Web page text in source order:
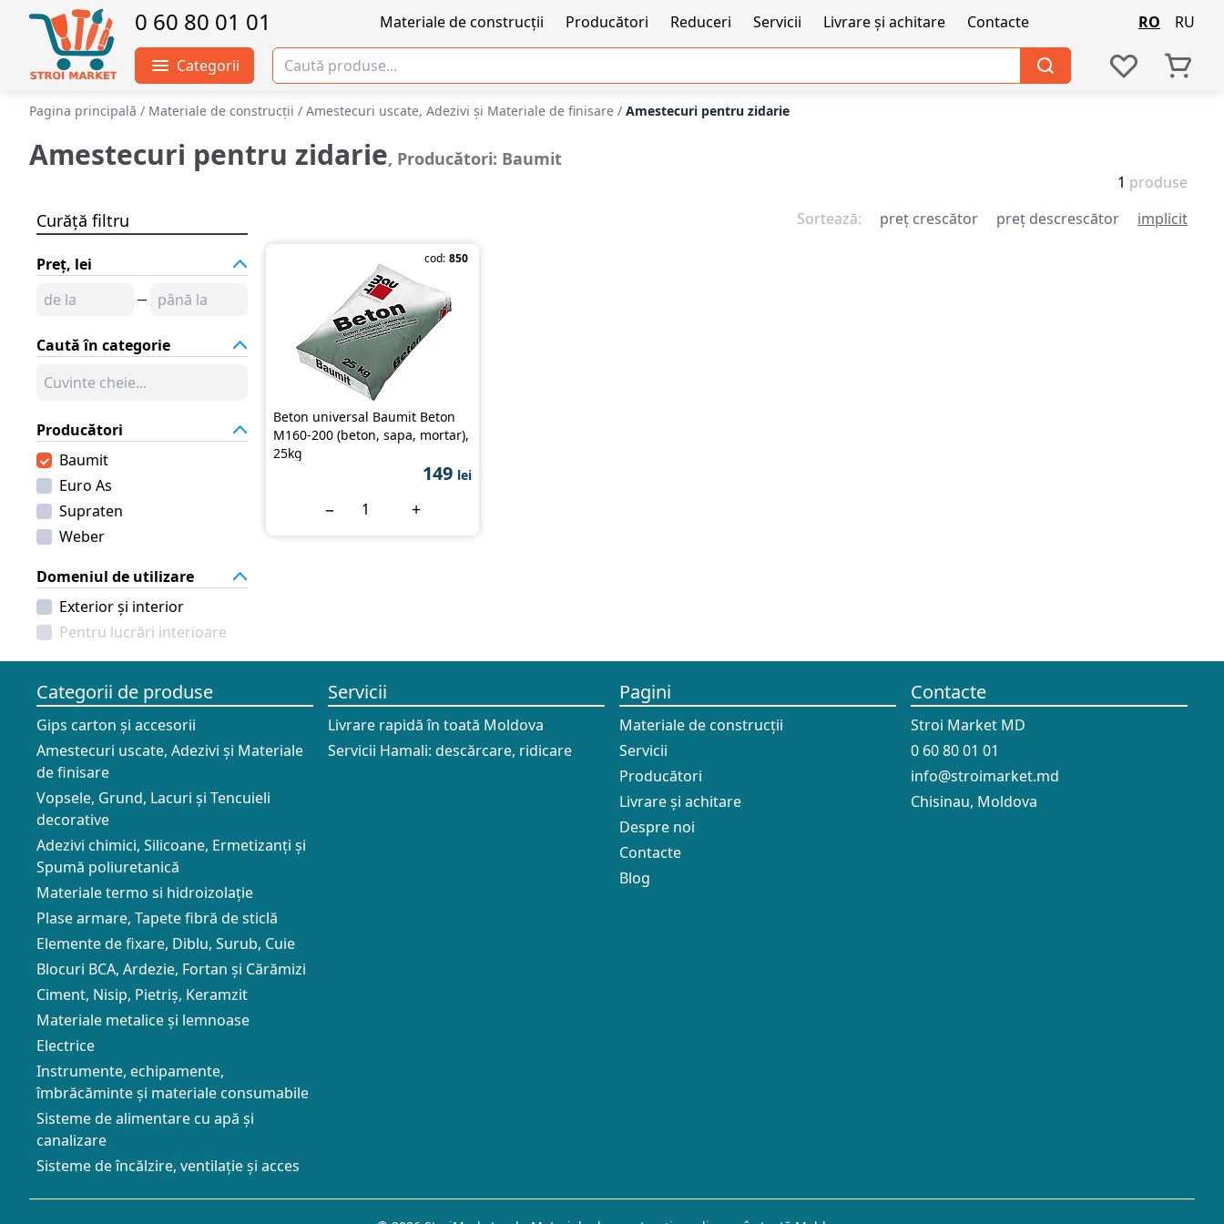
0 60 80 01 01 Materiale de construcții Producători Reduceri Servicii Livrare și achitare Contacte RO RU
Categorii
Pagina principală / Materiale de construcții / Amestecuri uscate, Adezivi şi Materiale de finisare / Amestecuri pentru zidarie
Amestecuri pentru zidarie, Producători: Baumit
1 produse
Curăță filtru
Preț, lei
Caută în categorie
Producători
Baumit
Euro As
Supraten
Weber
Domeniul de utilizare
Exterior și interior
Pentru lucrări interioare
Sortează: preț crescător preț descrescător implicit
cod: 850
Beton universal Baumit Beton
M160-200 (beton, sapa, mortar),
25kg
149 lei
− +
Categorii de produse
Gips carton și accesorii
Amestecuri uscate, Adezivi şi Materiale
de finisare
Vopsele, Grund, Lacuri și Tencuieli
decorative
Adezivi chimici, Silicoane, Ermetizanți și
Spumă poliuretanică
Materiale termo si hidroizolație
Plase armare, Tapete fibră de sticlă
Elemente de fixare, Diblu, Surub, Cuie
Blocuri BCA, Ardezie, Fortan și Cărămizi
Ciment, Nisip, Pietriș, Keramzit
Materiale metalice și lemnoase
Electrice
Instrumente, echipamente,
îmbrăcăminte și materiale consumabile
Sisteme de alimentare cu apă și
canalizare
Sisteme de încălzire, ventilație și acces
Servicii
Livrare rapidă în toată Moldova
Servicii Hamali: descărcare, ridicare
Pagini
Materiale de construcții
Servicii
Producători
Livrare și achitare
Despre noi
Contacte
Blog
Contacte
Stroi Market MD
0 60 80 01 01
info@stroimarket.md
Chisinau, Moldova